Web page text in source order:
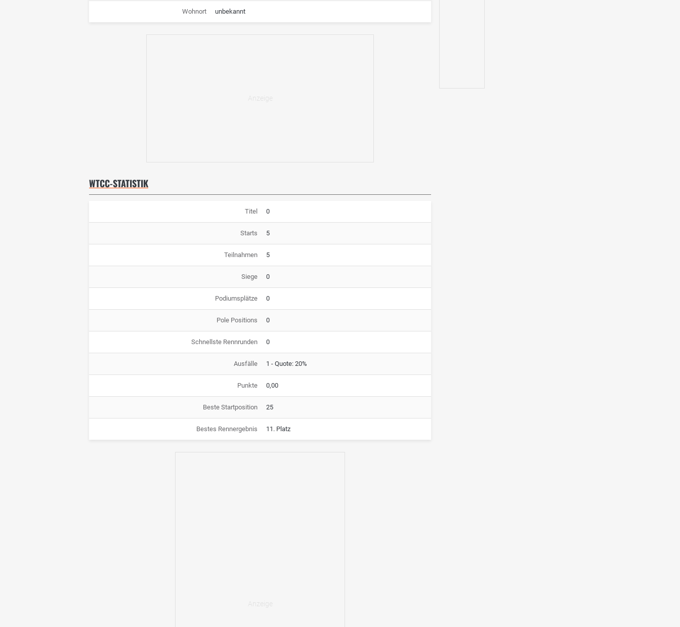
Wohnort unbekannt
WTCC-STATISTIK
Titel 0
Starts 5
Teilnahmen 5
Siege 0
Podiumsplätze 0
Pole Positions 0
Schnellste Rennrunden 0
Ausfälle 1 - Quote: 20%
Punkte 0,00
Beste Startposition 25
Bestes Rennergebnis 11. Platz